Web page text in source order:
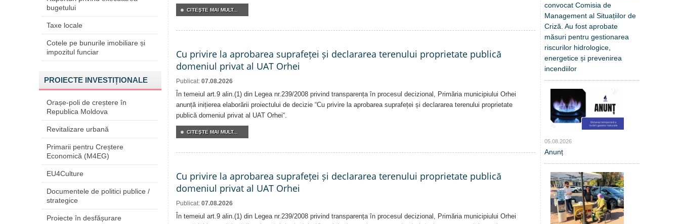
bugetului
Taxe locale
Cotele pe bunurile imobiliare și
impozitul funciar
PROIECTE INVESTIȚIONALE
Orașe-poli de creștere în
Republica Moldova
Revitalizare urbană
Primarii pentru Creștere
Economică (M4EG)
EU4Culture
Documentele de politici publice /
strategice
Proiecte în desfășurare
CITEŞTE MAI MULT...
Cu privire la aprobarea suprafeței și declararea terenului proprietate publică
domeniul privat al UAT Orhei
Publicat: 07.08.2026
În temeiul art.9 alin.(1) din Legea nr.239/2008 privind transparența în procesul decizional, Primăria municipiului Orhei
anunță inițierea elaborării proiectului de decizie “Cu privire la aprobarea suprafeței și declararea terenului proprietate
publică domeniul privat al UAT Orhei“.
CITEŞTE MAI MULT...
Cu privire la aprobarea suprafeței și declararea terenului proprietate publică
domeniul privat al UAT Orhei
Publicat: 07.08.2026
În temeiul art.9 alin.(1) din Legea nr.239/2008 privind transparența în procesul decizional, Primăria municipiului Orhei
convocat Comisia de
Management al Situațiilor de
Criză. Au fost aprobate
măsuri pentru gestionarea
riscurilor hidrologice,
energetice și prevenirea
incendiilor
05.08.2026
Anunț